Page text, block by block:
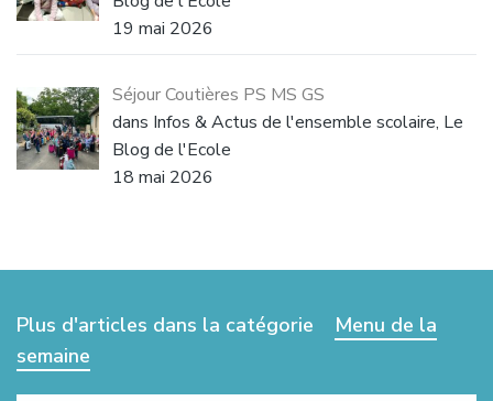
19 mai 2026
Séjour Coutières PS MS GS
dans Infos & Actus de l'ensemble scolaire, Le
Blog de l'Ecole
18 mai 2026
Plus d'articles dans la catégorie
Menu de la
semaine